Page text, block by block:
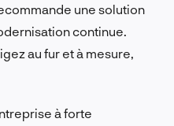
une solution
continue.
au fur et à mesure,
à forte